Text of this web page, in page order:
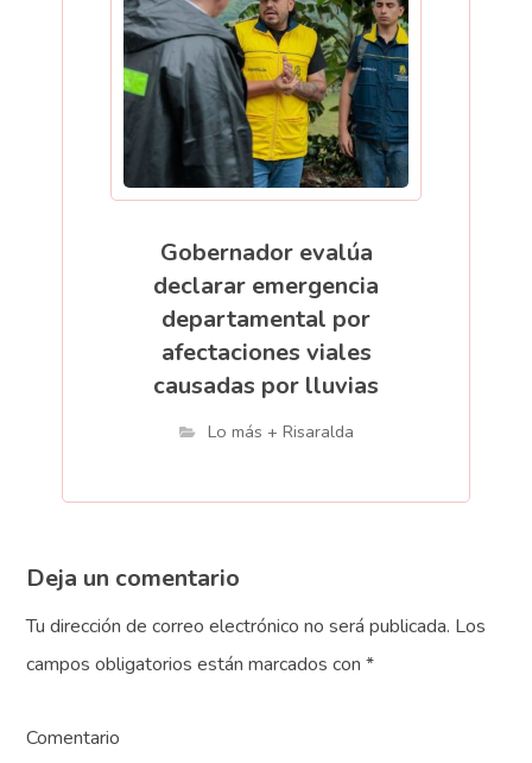
Gobernador evalúa
declarar emergencia
departamental por
afectaciones viales
causadas por lluvias
Lo más + Risaralda
Deja un comentario
Tu dirección de correo electrónico no será publicada. Los
campos obligatorios están marcados con*
Comentario